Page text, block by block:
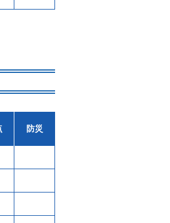
防災